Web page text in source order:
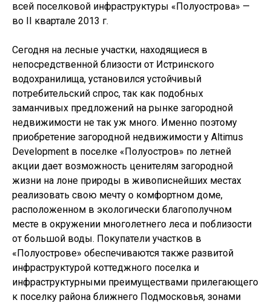
всей поселковой инфраструктуры «Полуострова» —
во II квартале 2013 г.
Сегодня на лесные участки, находящиеся в
непосредственной близости от Истринского
водохранилища, установился устойчивый
потребительский спрос, так как подобных
заманчивых предложений на рынке загородной
недвижимости не так уж много. Именно поэтому
приобретение загородной недвижимости у Altimus
Development в поселке «Полуостров» по летней
акции дает возможность ценителям загородной
жизни на лоне природы в живописнейших местах
реализовать свою мечту о комфортном доме,
расположенном в экологически благополучном
месте в окружении многолетнего леса и поблизости
от большой воды. Покупатели участков в
«Полуострове» обеспечиваются также развитой
инфраструктурой коттеджного поселка и
инфраструктурными преимуществами прилегающего
к поселку района ближнего Подмосковья, зонами